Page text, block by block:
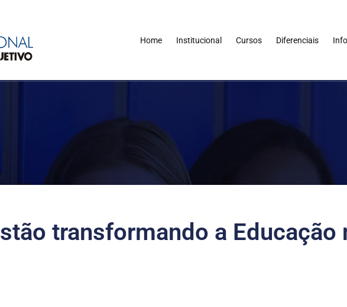
Home Institucional Cursos Diferenciais
transformando a Educação